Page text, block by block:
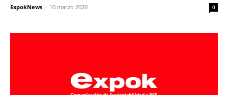
ExpokNews - 10 marzo 2020 0